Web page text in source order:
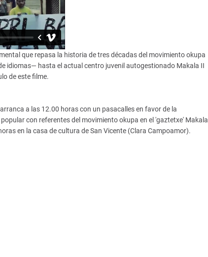
que repasa la historia de tres décadas del movimiento okupa
idiomas— hasta el actual centro juvenil autogestionado Makala II
de este filme.
a las 12.00 horas con un pasacalles en favor de la
con referentes del movimiento okupa en el 'gaztetxe' Makala
en la casa de cultura de San Vicente (Clara Campoamor).